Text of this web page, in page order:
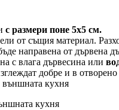
с размери поне 5х5 см.
от същия материал.
направена от дървена
с влага дървесина или
добре и в отворено
кухня